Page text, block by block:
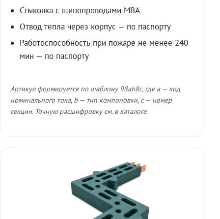
Стыковка с шинопроводами МВА
Отвод тепла через корпус — по паспорту
Работоспособность при пожаре не менее 240
мин — по паспорту
Артикул формируется по шаблону 98ab8c, где a — код
номинального тока, b — тип компоновки, c — номер
секции. Точную расшифровку см. в каталоге.